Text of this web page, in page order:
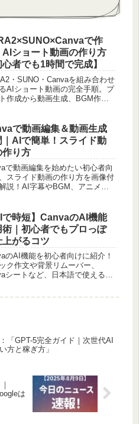
で作
AIショート動画の作り方
心者でも1時間で完成】
・SUNO・Canvaを組み合わせ
AIショート動画の完全手順。プ
作成から動画生成、BGM作
で動画編集＆動画生成
｜AIで簡単！スライド動
作り方
で動画編集を始めたい初心者向
スライド動画の作り方を画像付
説！AI字幕やBGM、アニメー
で時短】CanvaのAI機能
術｜初心者でもプロっぽ
上がるコツ
のAI機能を初心者向けに紹介！
ク作文や背景リムーバー、
シートなど、日本語で使える便
「GPT-5完全ガイド｜次世代AI
方と稼ぎ方」
は